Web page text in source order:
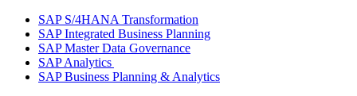
SAP S/4HANA Transformation
SAP Integrated Business Planning
SAP Master Data Governance
SAP Analytics
SAP Business Planning & Analytics